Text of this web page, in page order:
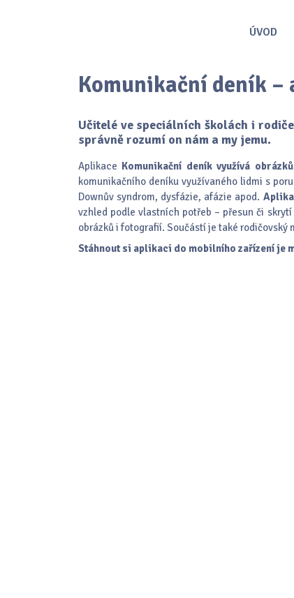
ÚVOD
Komunikační deník
Učitelé ve speciálních školách i
správně rozumí on nám a my jemu.
Aplikace Komunikační deník využívá
komunikačního deníku využívaného lidmi s
Downův syndrom, dysfázie, afázie apod.
vzhled podle vlastních potřeb – přesun či
obrázků i fotografií. Součástí je také rodičovský
Stáhnout si aplikaci do mobilního zařízení je